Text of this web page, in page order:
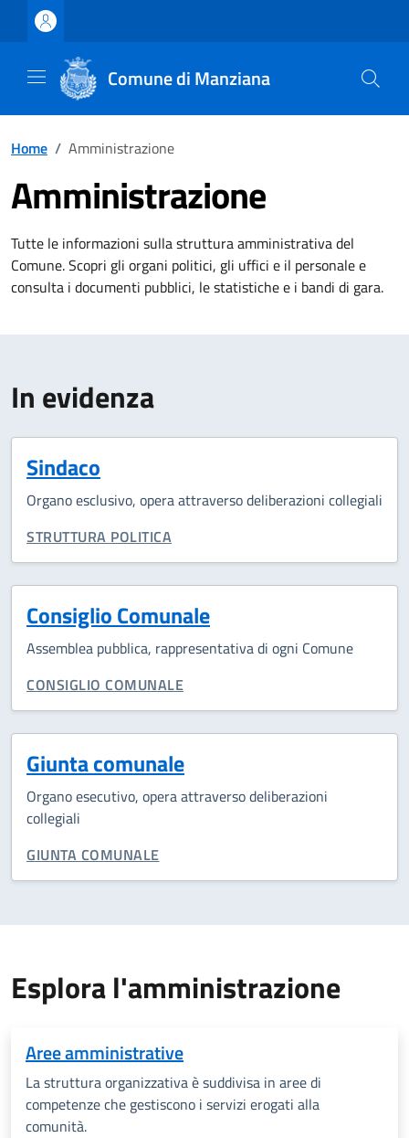
Vai ai contenuti
Vai al footer
Comune di Manziana
Home / Amministrazione
Amministrazione
Tutte le informazioni sulla struttura amministrativa del
Comune. Scopri gli organi politici, gli uffici e il personale e
consulta i documenti pubblici, le statistiche e i bandi di gara.
In evidenza
Sindaco
Organo esclusivo, opera attraverso deliberazioni collegiali
CATEGORIA CORRELATA:
STRUTTURA POLITICA
Consiglio Comunale
Assemblea pubblica, rappresentativa di ogni Comune
CATEGORIA CORRELATA:
CONSIGLIO COMUNALE
Giunta comunale
Organo esecutivo, opera attraverso deliberazioni
collegiali
CATEGORIA CORRELATA:
GIUNTA COMUNALE
Esplora l'amministrazione
Aree amministrative
La struttura organizzativa è suddivisa in aree di
competenze che gestiscono i servizi erogati alla
comunità.